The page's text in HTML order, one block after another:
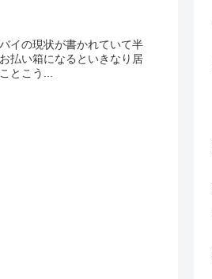
イの現状が書かれていて半
払い箱になるといきなり居
とこう...